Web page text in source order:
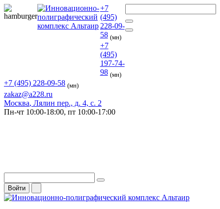
+7
(495)
228-09-
58 (мн)
+7
(495)
197-74-
98 (мн)
+7 (495) 228-09-58 (мн)
zakaz@a228.ru
Москва, Лялин пер., д. 4, с. 2
Пн-чт 10:00-18:00, пт 10:00-17:00
Войти